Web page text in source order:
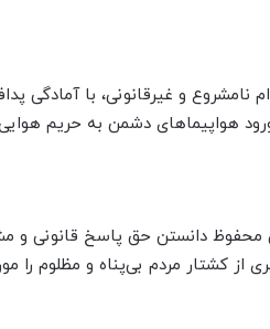
نامشروع و غیرقانونی، با
هواپیماهای دشمن به حریم
محفوظ دانستن حق پاسخ قانونی و
از کشتار مردم بی‌پناه و مظلوم را